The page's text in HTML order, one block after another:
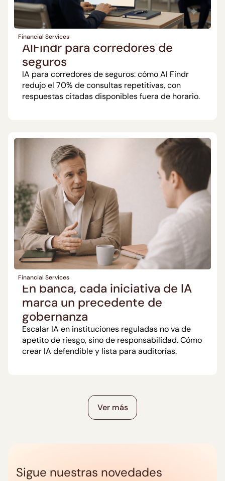
Financial Services
AIFindr para corredores de
seguros
IA para corredores de seguros: cómo AI Findr
redujo el 70% de consultas repetitivas, con
respuestas citadas disponibles fuera de horario.
Financial Services
En banca, cada iniciativa de IA
marca un precedente de
gobernanza
Escalar IA en instituciones reguladas no va de
apetito de riesgo, sino de responsabilidad. Cómo
crear IA defendible y lista para auditorías.
Ver más
Sigue nuestras novedades